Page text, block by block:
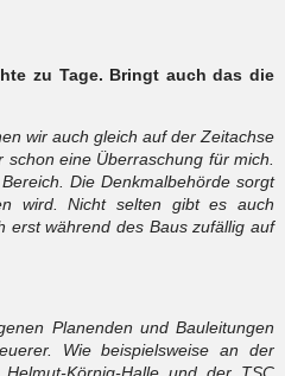
zu Tage. Bringt auch das die
wir auch gleich auf der Zeitachse
eine Überraschung für mich.
Die Denkmalbehörde sorgt
wird. Nicht selten gibt es auch
erst während des Baus zufällig auf
Planenden und Bauleitungen
Wie beispielsweise an der